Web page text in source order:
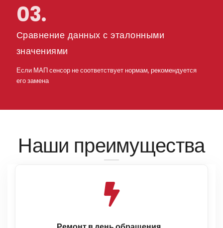
03.
Сравнение данных с эталонными
значениями
Если МАП сенсор не соответствует нормам, рекомендуется
его замена
Наши преимущества